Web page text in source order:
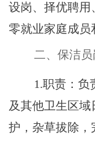
设岗、择优聘用
零就业家庭成员
二、保洁
1.职责：负
及其他卫生区
护，杂草拔除，